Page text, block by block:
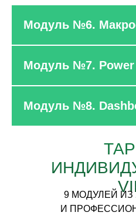
Модуль №6.
Модуль №7. Power
Модуль №8.
9 МОДУЛЕЙ
И